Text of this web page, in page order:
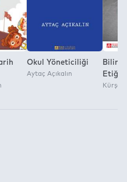
hazır olan her
davet etmektedir.
Okul Yöneticiliği
Aytaç Açıkalın
Bilim
Etiği
Kürşad